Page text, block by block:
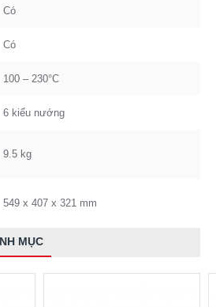
Có
Có
100 – 230°C
6 kiểu nướng
9.5 kg
549 x 407 x 321 mm
MỤC